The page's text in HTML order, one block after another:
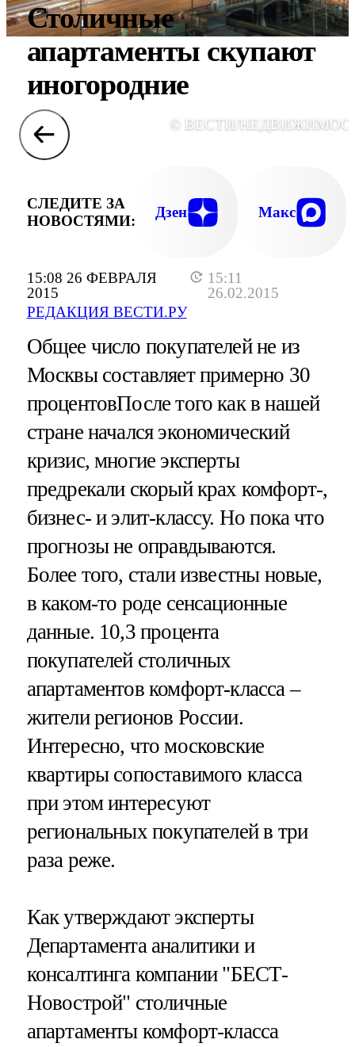
15:08 26 ФЕВРАЛЯ
2015
15:11
26.02.2015
РЕДАКЦИЯ ВЕСТИ.РУ
Столичные
апартаменты скупают
иногородние
© ВЕСТИ/
СЛЕДИТЕ ЗА
НОВОСТЯМИ:
Дзен Макс
Общее число покупателей не из
Москвы составляет примерно 30
процентовПосле того как в нашей
стране начался экономический
кризис, многие эксперты
предрекали скорый крах комфорт-,
бизнес- и элит-классу. Но пока что
прогнозы не оправдываются.
Более того, стали известны новые,
в каком-то роде сенсационные
данные. 10,3 процента
покупателей столичных
апартаментов комфорт-класса –
жители регионов России.
Интересно, что московские
квартиры сопоставимого класса
при этом интересуют
региональных покупателей в три
раза реже.
Как утверждают эксперты
Департамента аналитики и
консалтинга компании "БЕСТ-
Новострой" столичные
апартаменты комфорт-класса